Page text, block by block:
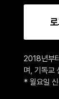
2018년부
며, 기독교
* 월요일